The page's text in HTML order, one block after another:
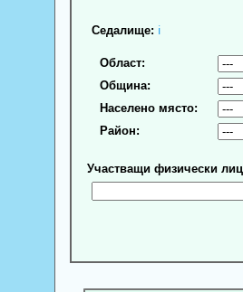
Седалище: ℹ
Област:
Община:
Населено място:
Район:
Участващи физически